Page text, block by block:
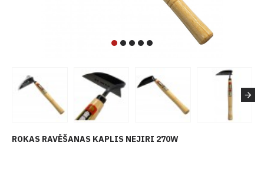
ROKAS RAVĒŠANAS KAPLIS NEJIRI 270W